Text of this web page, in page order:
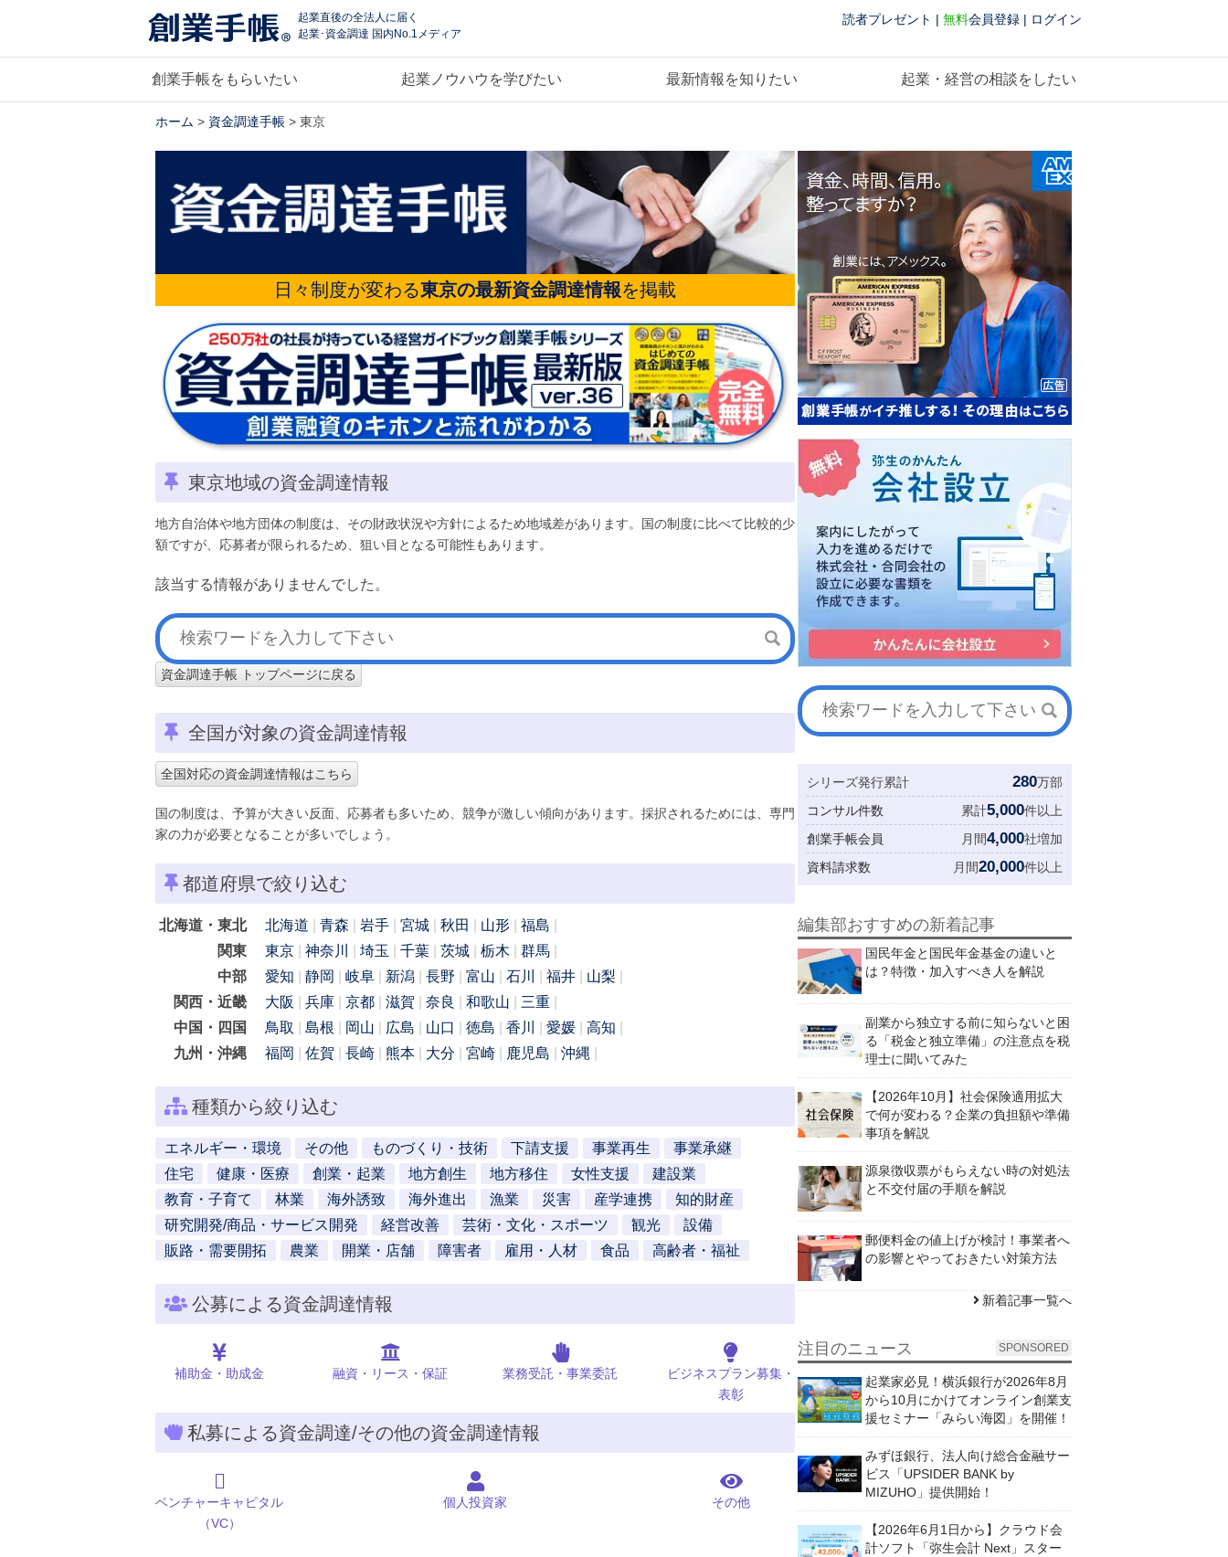
起業直後の全法人に届く
起業･資金調達 国内No.1メディア
読者プレゼント | 無料会員登録 | ログイン
創業手帳をもらいたい 起業ノウハウを学びたい 最新情報を知りたい 起業・経営の相談をしたい
ホーム > 資金調達手帳 > 東京
日々制度が変わる東京の最新資金調達情報を掲載
東京地域の資金調達情報
地方自治体や地方団体の制度は、その財政状況や方針によるため地域差があります。国の制度に比べて比較的少
額ですが、応募者が限られるため、狙い目となる可能性もあります。
該当する情報がありませんでした。
資金調達手帳 トップページに戻る
全国が対象の資金調達情報
全国対応の資金調達情報はこちら
国の制度は、予算が大きい反面、応募者も多いため、競争が激しい傾向があります。採択されるためには、専門
家の力が必要となることが多いでしょう。
都道府県で絞り込む
北海道・東北 北海道 青森 岩手 宮城 秋田 山形
福島
関東
東京 神奈川 埼玉 千葉 茨城 栃木
群馬
中部
愛知 静岡 岐阜 新潟 長野 富山 石川 福井
山梨
関西・近畿
大阪 兵庫 京都 滋賀 奈良 和歌山
三重
中国・四国
鳥取 島根 岡山 広島 山口 徳島 香川 愛媛
高知
九州・沖縄
福岡 佐賀 長崎 熊本 大分 宮崎 鹿児島 沖縄
種類から絞り込む
エネルギー・環境 その他 ものづくり・技術 下請支援 事業再生
事業承継
住宅
健康・医療 創業・起業 地方創生 地方移住 女性支援
建設業
教育・子育て
林業 海外誘致 海外進出 漁業 災害 産学連携
知的財産
研究開発/商品・サービス開発
経営改善 芸術・文化・スポーツ 観光
設備
販路・需要開拓
農業 開業・店舗 障害者 雇用・人材 食品 高齢者・福祉
公募による資金調達情報
補助金・助成金 融資・リース・保証 業務受託・事業委託
ビジネスプラン募集・
表彰
私募による資金調達/その他の資金調達情報
ベンチャーキャピタル
（VC）
個人投資家 その他
シリーズ発行累計 280万部
コンサル件数
累計5,000件以上
創業手帳会員
月間4,000社増加
資料請求数
月間20,000件以上
編集部おすすめの新着記事
国民年金と国民年金基金の違いと
は？特徴・加入すべき人を解説
副業から独立する前に知らないと困
る「税金と独立準備」の注意点を税
理士に聞いてみた
【2026年10月】社会保険適用拡大
で何が変わる？企業の負担額や準備
事項を解説
源泉徴収票がもらえない時の対処法
と不交付届の手順を解説
郵便料金の値上げが検討！事業者へ
の影響とやっておきたい対策方法
新着記事一覧へ
注目のニュース SPONSORED
起業家必見！横浜銀行が2026年8月
から10月にかけてオンライン創業支
援セミナー「みらい海図」を開催！
みずほ銀行、法人向け総合金融サー
ビス「UPSIDER BANK by
MIZUHO」提供開始！
【2026年6月1日から】クラウド会
計ソフト「弥生会計 Next」スター